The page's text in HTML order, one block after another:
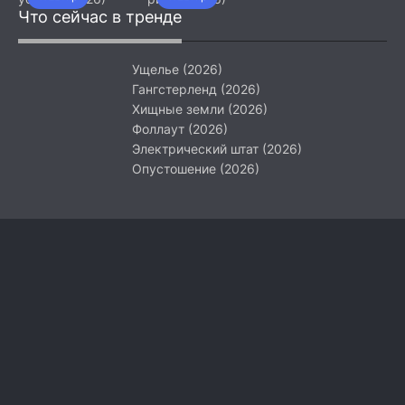
Что сейчас в тренде
Ущелье (2026)
Гангстерленд (2026)
Хищные земли (2026)
Фоллаут (2026)
Электрический штат (2026)
Опустошение (2026)